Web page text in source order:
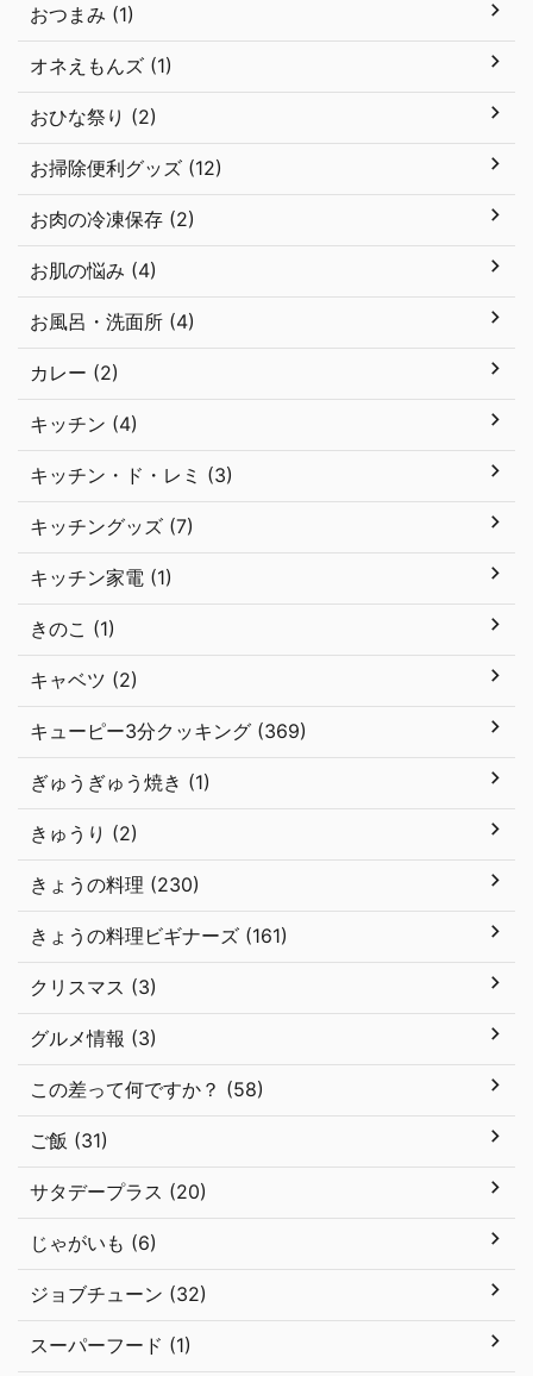
おつまみ (1)
オネえもんズ (1)
おひな祭り (2)
お掃除便利グッズ (12)
お肉の冷凍保存 (2)
お肌の悩み (4)
お風呂・洗面所 (4)
カレー (2)
キッチン (4)
キッチン・ド・レミ (3)
キッチングッズ (7)
キッチン家電 (1)
きのこ (1)
キャベツ (2)
キューピー3分クッキング (369)
ぎゅうぎゅう焼き (1)
きゅうり (2)
きょうの料理 (230)
きょうの料理ビギナーズ (161)
クリスマス (3)
グルメ情報 (3)
この差って何ですか？ (58)
ご飯 (31)
サタデープラス (20)
じゃがいも (6)
ジョブチューン (32)
スーパーフード (1)